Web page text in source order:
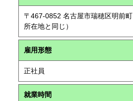
〒467-0852 名古屋市瑞穂区明前
所在地と同じ）
雇用形態
正社員
就業時間